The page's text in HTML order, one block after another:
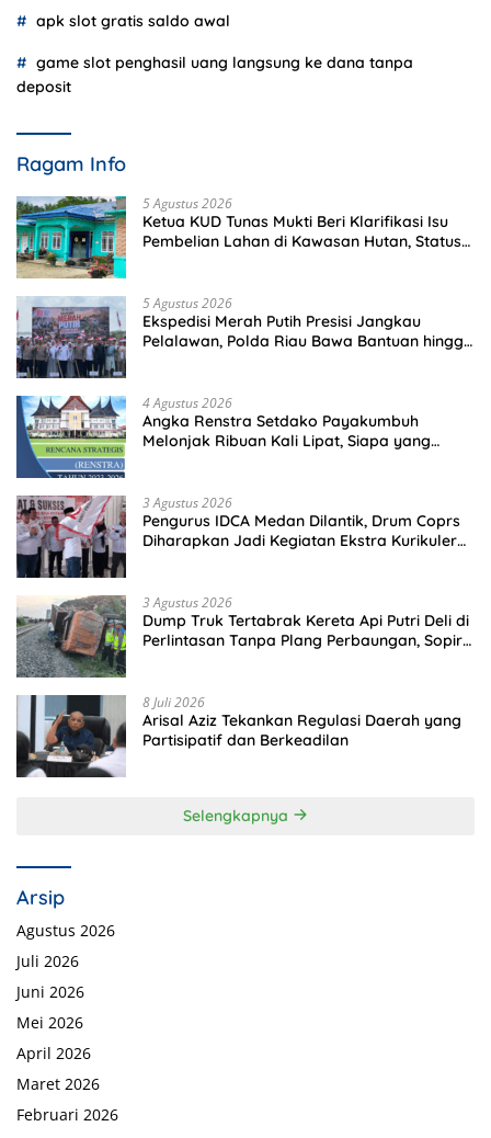
apk slot gratis saldo awal
game slot penghasil uang langsung ke dana tanpa
deposit
Ragam Info
5 Agustus 2026
Ketua KUD Tunas Mukti Beri Klarifikasi Isu
Pembelian Lahan di Kawasan Hutan, Status
5 Agustus 2026
Ekspedisi Merah Putih Presisi Jangkau
Pelalawan, Polda Riau Bawa Bantuan hingga
4 Agustus 2026
Angka Renstra Setdako Payakumbuh
Melonjak Ribuan Kali Lipat, Siapa yang
3 Agustus 2026
Pengurus IDCA Medan Dilantik, Drum Coprs
Diharapkan Jadi Kegiatan Ekstra Kurikuler
3 Agustus 2026
Dump Truk Tertabrak Kereta Api Putri Deli di
Perlintasan Tanpa Plang Perbaungan, Sopir
8 Juli 2026
Arisal Aziz Tekankan Regulasi Daerah yang
Partisipatif dan Berkeadilan
Selengkapnya
Arsip
Agustus 2026
Juli 2026
Juni 2026
Mei 2026
April 2026
Maret 2026
Februari 2026